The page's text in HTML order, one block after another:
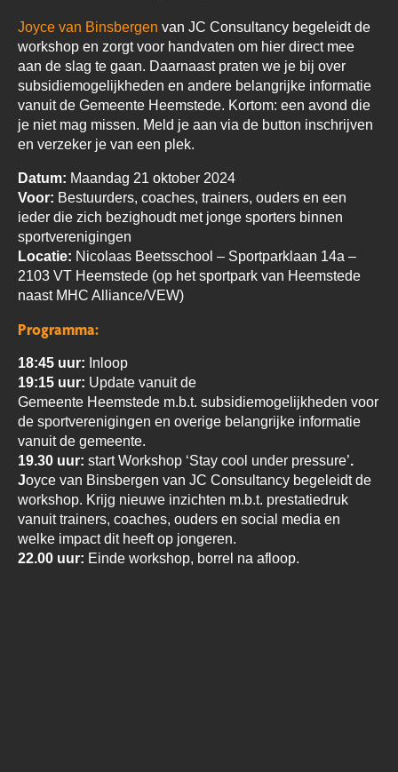
Joyce van Binsbergen van JC Consultancy begeleidt de
workshop en zorgt voor handvaten om hier direct mee
aan de slag te gaan. Daarnaast praten we je bij over
subsidiemogelijkheden en andere belangrijke informatie
vanuit de Gemeente Heemstede. Kortom: een avond die
je niet mag missen. Meld je aan via de button inschrijven
en verzeker je van een plek.
Datum: Maandag 21 oktober 2024
Voor: Bestuurders, coaches, trainers, ouders en een
ieder die zich bezighoudt met jonge sporters binnen
sportverenigingen
Locatie: Nicolaas Beetsschool – Sportparklaan 14a –
2103 VT Heemstede (op het sportpark van Heemstede
naast MHC Alliance/VEW)
Programma:
18:45 uur: Inloop
19:15 uur: Update vanuit de
Gemeente Heemstede m.b.t. subsidiemogelijkheden voor
de sportverenigingen en overige belangrijke informatie
vanuit de gemeente.
19.30 uur: start Workshop ‘Stay cool under pressure’.
Joyce van Binsbergen van JC Consultancy begeleidt de
workshop. Krijg nieuwe inzichten m.b.t. prestatiedruk
vanuit trainers, coaches, ouders en social media en
welke impact dit heeft op jongeren.
22.00 uur: Einde workshop, borrel na afloop.